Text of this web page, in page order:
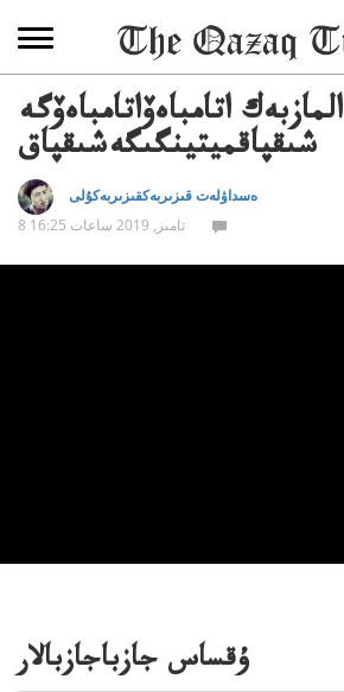
المازبەك اتامباەۆاتامباەۆگە
شىقپاقميتينگىگەشىقپاق
ەسداۋلەت قىزىربەكقىزىربەكۇلى
8 تامىز, 2019 ساعات 16:25
ۇقساس جازباجازبالار